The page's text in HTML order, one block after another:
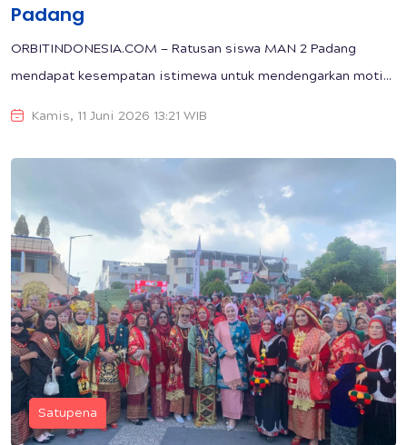
Padang
ORBITINDONESIA.COM — Ratusan siswa MAN 2 Padang
mendapat kesempatan istimewa untuk mendengarkan moti...
Kamis, 11 Juni 2026 13:21 WIB
Satupena